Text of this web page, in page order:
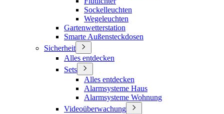
Sockelleuchten
Wegeleuchten
Gartenwetterstation
Smarte Außensteckdosen
Sicherheit
Alles entdecken
Sets
Alles entdecken
Alarmsysteme Haus
Alarmsysteme Wohnung
Videoüberwachung